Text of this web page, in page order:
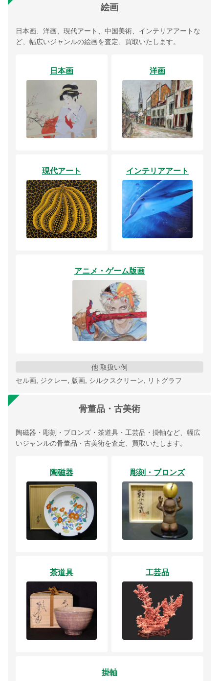
絵画
日本画、洋画、現代アート、中国美術、インテリアアートな
ど、幅広いジャンルの絵画を査定、買取いたします。
日本画 洋画
現代アート インテリアアート
アニメ・ゲーム版画
他 取扱い例
セル画, ジクレー, 版画, シルクスクリーン, リトグラフ
骨董品・古美術
陶磁器・彫刻・ブロンズ・茶道具・工芸品・掛軸など、幅広
いジャンルの骨董品・古美術を査定、買取いたします。
陶磁器 彫刻・ブロンズ
茶道具 工芸品
掛軸